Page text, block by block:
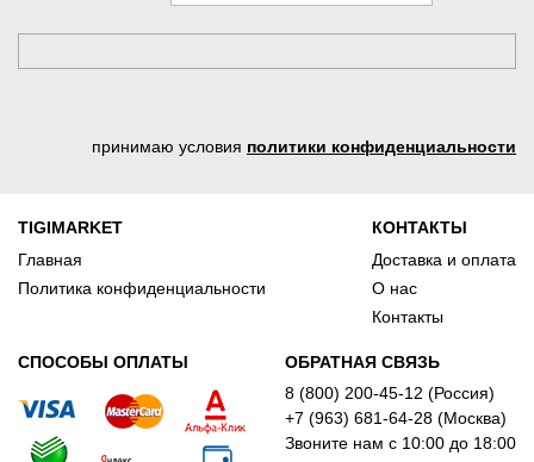
принимаю условия политики конфиденциальности
TIGIMARKET
Главная
Политика конфиденциальности
КОНТАКТЫ
Доставка и оплата
О нас
Контакты
СПОСОБЫ ОПЛАТЫ
ОБРАТНАЯ СВЯЗЬ
8 (800) 200-45-12 (Россия)
+7 (963) 681-64-28 (Москва)
Звоните нам с 10:00 до 18:00